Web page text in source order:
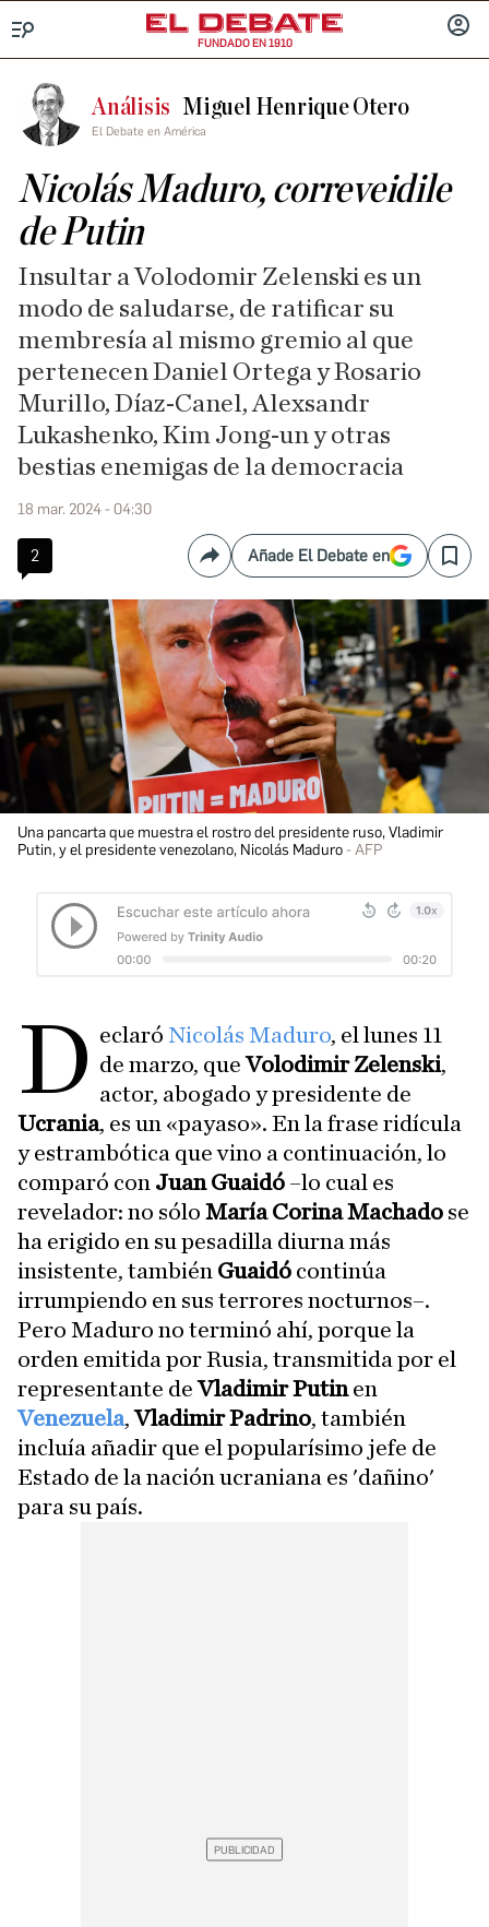
FUNDADO EN 1910
Análisis Miguel Henrique Otero
El Debate en América
Nicolás Maduro, correveidile
de Putin
Insultar a Volodomir Zelenski es un
modo de saludarse, de ratificar su
membresía al mismo gremio al que
pertenecen Daniel Ortega y Rosario
Murillo, Díaz-Canel, Alexsandr
Lukashenko, Kim Jong-un y otras
bestias enemigas de la democracia
18 mar. 2024 - 04:30
2 CompartirAñade El Debate en Save
Una pancarta que muestra el rostro del presidente ruso, Vladimir
Putin, y el presidente venezolano, Nicolás Maduro
AFP
D eclaróNicolás Maduro, el lunes 11
de marzo, queVolodimir Zelenski,
actor, abogado y presidente de
Ucrania, es un «payaso». En la frase ridícula
y estrambótica que vino a continuación, lo
comparó con Juan Guaidó –lo cual es
revelador: no sólo María Corina Machado se
ha erigido en su pesadilla diurna más
insistente, también Guaidó continúa
irrumpiendo en sus terrores nocturnos–.
Pero Maduro no terminó ahí, porque la
orden emitida por Rusia, transmitida por el
representante deVladimir Putinen
Venezuela,Vladimir Padrino, también
incluía añadir que el popularísimo jefe de
Estado de la nación ucraniana es 'dañino'
para su país.